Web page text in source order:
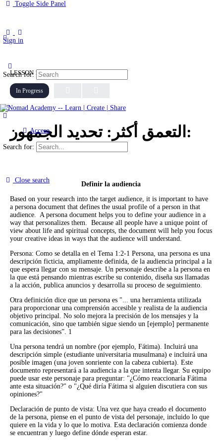
Toggle Side Panel
Sign in
Search for:
Acceso
Search for:
Close search
LESSON 1, TOPIC 1
In Progress
التعمق أكثر: تحديد الجمهور:
Definir la audiencia
Based on your research into the target audience, it is important to have
a persona document that defines the usual profile of a person in that
audience. A persona document helps you to define your audience in a
way that personalizes them. Because all people have a unique point of
view about life and spiritual concepts, the document will help you focus
your creative ideas in ways that the audience will understand.
Persona: Como se detalla en el Tema 1:2-1 Persona, una persona es una
descripción ficticia, ampliamente definida, de la audiencia principal a la
que espera llegar con su mensaje. Un personaje describe a la persona en
la que está pensando mientras escribe su contenido, diseña sus llamadas
a la acción, publica anuncios y desarrolla su proceso de seguimiento.
Otra definición dice que un persona es "... una herramienta utilizada
para proporcionar una comprensión accesible y realista de la audiencia
objetivo principal. No solo mejora la precisión de los mensajes y la
comunicación, sino que también sigue siendo un [ejemplo] permanente
para las decisiones”. 1
Una persona tendrá un nombre (por ejemplo, Fátima). Incluirá una
descripción simple (estudiante universitaria musulmana) e incluirá una
posible imagen (una joven sonriente con la cabeza cubierta). Este
documento representará a la audiencia a la que intenta llegar. Su equipo
puede usar este personaje para preguntar: "¿Cómo reaccionaría Fátima
ante esta situación?" o "¿Qué diría Fátima si alguien discutiera con sus
opiniones?"
Declaración de punto de vista: Una vez que haya creado el documento
de la persona, piense en el punto de vista del personaje, incluido lo que
quiere en la vida y lo que lo motiva. Esta declaración comienza donde
se encuentran y luego define dónde esperan estar.